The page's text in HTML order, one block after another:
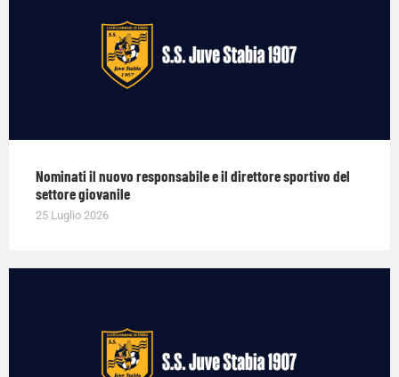
Nominati il nuovo responsabile e il direttore sportivo del
settore giovanile
25 Luglio 2026